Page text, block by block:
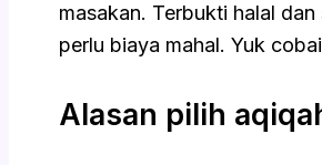
masakan. Terbukti halal
perlu biaya mahal. Yuk
Alasan pilih